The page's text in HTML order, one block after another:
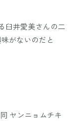
臼井愛美さんの二
がないのだと
ヤンニョムチキ